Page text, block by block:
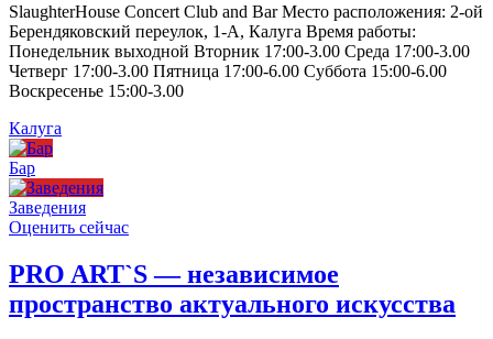
SlaughterHouse Concert Club and Bar Место расположения: 2-ой
Берендяковский переулок, 1-А, Калуга Время работы:
Понедельник выходной Вторник 17:00-3.00 Среда 17:00-3.00
Четверг 17:00-3.00 Пятница 17:00-6.00 Суббота 15:00-6.00
Воскресенье 15:00-3.00
Калуга
Бар
Заведения
Оценить сейчас
PRO ART`S — независимое
пространство актуального искусства